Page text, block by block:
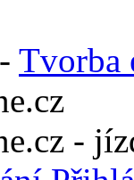
Tvorba
-